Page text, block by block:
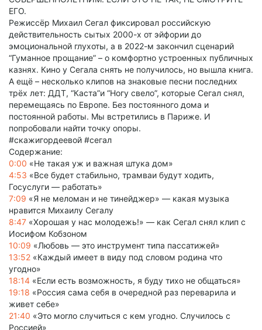
ЕГО.
Режиссёр Михаил Сегал фиксировал российскую
действительность сытых 2000-х от эйфории до
эмоциональной глухоты, а в 2022-м закончил сценарий
“Гуманное прощание” – о комфортно устроенных публичных
казнях. Кино у Сегала снять не получилось, но вышла книга.
А ещё – несколько клипов на знаковые песни последних
трёх лет: ДДТ, “Каста”и “Ногу свело”, которые Сегал снял,
перемещаясь по Европе. Без постоянного дома и
постоянной работы. Мы встретились в Париже. И
попробовали найти точку опоры.
#скажигордеевой #сегал
Содержание:
0:00 «Не такая уж и важная штука дом»
4:53 «Все будет стабильно, трамваи будут ходить,
Госуслуги — работать»
7:09 «Я не меломан и не тинейджер» — какая музыка
нравится Михаилу Сегалу
8:47 «Хорошая у нас молодежь!» — как Сегал снял клип с
Иосифом Кобзоном
10:09 «Любовь — это инструмент типа пассатижей»
13:52 «Каждый имеет в виду под словом родина что
угодно»
18:14 «Если есть возможность, я буду тихо не общаться»
19:18 «Россия сама себя в очередной раз переварила и
живет себе»
21:40 «Это могло случиться с кем угодно. Случилось с
Россией»